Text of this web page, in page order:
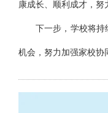
康成长、顺利成才，
下一步，学校将持
机会，努力加强家校协